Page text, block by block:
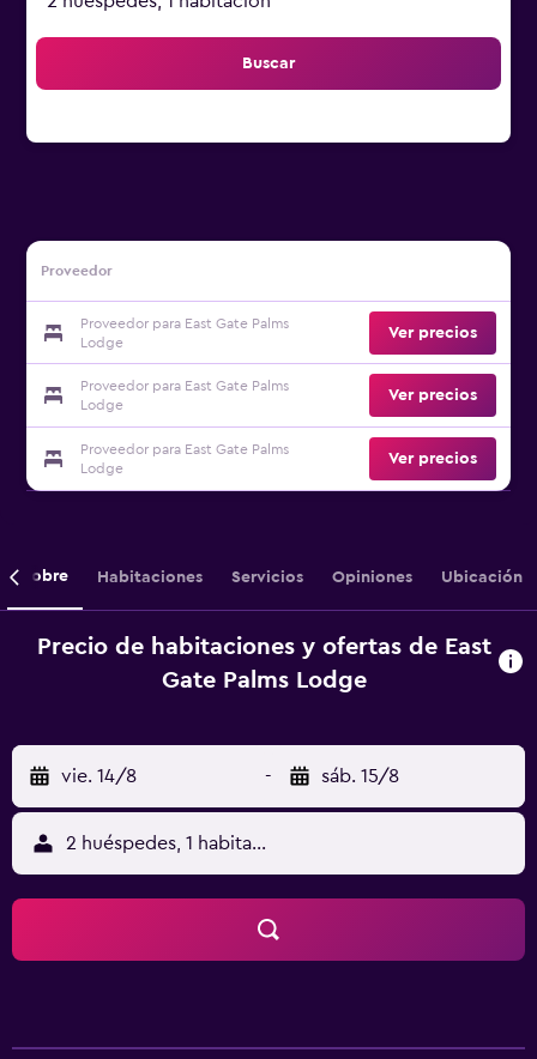
Buscar
Proveedor
Proveedor para East Gate Palms
Lodge
Ver precios
Proveedor para East Gate Palms
Lodge
Ver precios
Proveedor para East Gate Palms
Lodge
Ver precios
Sobre Habitaciones Servicios Opiniones Ubicación
Precio de habitaciones y ofertas de East
Gate Palms Lodge
vie. 14/8 - sáb. 15/8
2 huéspedes, 1 habitación